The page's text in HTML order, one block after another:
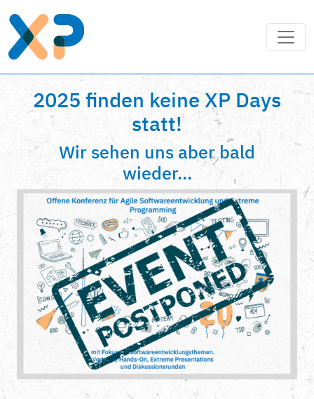
2025 finden keine XP Days
statt!
Wir sehen uns aber bald
wieder...